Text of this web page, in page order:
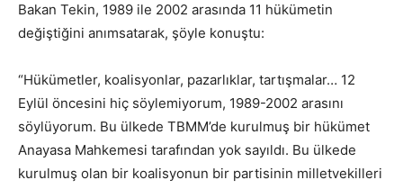
Bakan Tekin, 1989 ile 2002 arasında 11 hükümetin
değiştiğini anımsatarak, şöyle konuştu:
“Hükümetler, koalisyonlar, pazarlıklar, tartışmalar… 12
Eylül öncesini hiç söylemiyorum, 1989-2002 arasını
söylüyorum. Bu ülkede TBMM’de kurulmuş bir hükümet
Anayasa Mahkemesi tarafından yok sayıldı. Bu ülkede
kurulmuş olan bir koalisyonun bir partisinin milletvekilleri